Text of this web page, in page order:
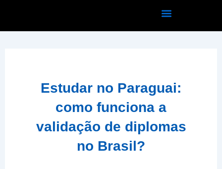
o
Estudar no Paraguai:
como funciona a
validação de diplomas
no Brasil?